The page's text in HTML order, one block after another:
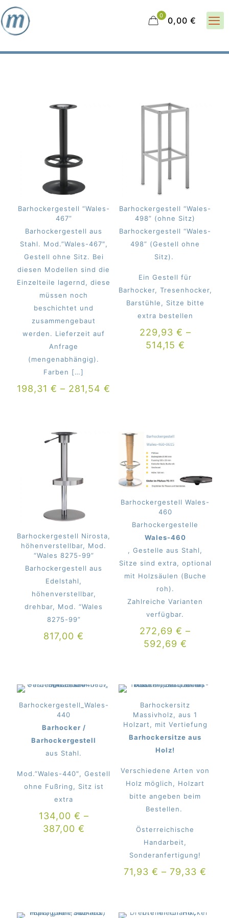
0 0,00 €
Barhockergestell “Wales-
467”
Barhockergestell aus
Stahl. Mod.”Wales-467″,
Gestell ohne Sitz. Bei
diesen Modellen sind die
Einzelteile lagernd, diese
müssen noch
beschichtet und
zusammengebaut
werden. Lieferzeit auf
Anfrage
(mengenabhängig).
Farben […]
198,31€ – 281,54€
Barhockergestell “Wales-
498” (ohne Sitz)
Barhockergestell “Wales-
498” (Gestell ohne
Sitz).
Ein Gestell für
Barhocker, Tresenhocker,
Barstühle, Sitze bitte
extra bestellen
229,93 € –
514,15 €
Barhockergestell Nirosta,
höhenverstellbar, Mod.
“Wales 8275-99”
Barhockergestell aus
Edelstahl,
höhenverstellbar,
drehbar, Mod. “Wales
8275-99”
817,00€
Barhockergestell Wales-
460
Barhockergestelle
Wales-460
, Gestelle aus Stahl,
Sitze sind extra, optional
mit Holzsäulen (Buche
roh).
Zahlreiche Varianten
verfügbar.
272,69€ –
592,69 €
Barhockergestell_Wales-
440
Barhocker /
Barhockergestell
aus Stahl.
Mod.”Wales-440″, Gestell
ohne Fußring, Sitz ist
extra
134,00 € –
387,00 €
Barhockersitz
Massivholz, aus 1
Holzart, mit Vertiefung
Barhockersitze aus
Holz!
Verschiedene Arten von
Holz möglich, Holzart
bitte angeben beim
Bestellen.
Österreichische
Handarbeit,
Sonderanfertigung!
71,93€ –79,33€